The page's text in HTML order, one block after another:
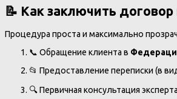
📝 Как заключить договор
Процедура проста и максимально
📞 Обращение клиента в
📂 Предоставление переписки (в
🔍 Первичная консультация